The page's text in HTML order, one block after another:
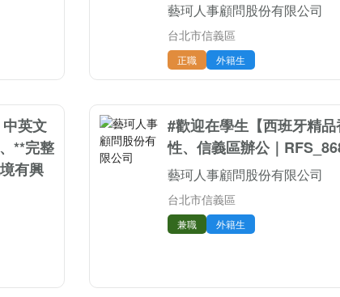
藝珂人事顧問股份有限公司
台北市信義區
正職 外籍生
英文
**完整
有興
#歡迎在學生【西班牙精
性、信義區辦公｜
藝珂人事顧問股份有限公司
台北市信義區
兼職 外籍生